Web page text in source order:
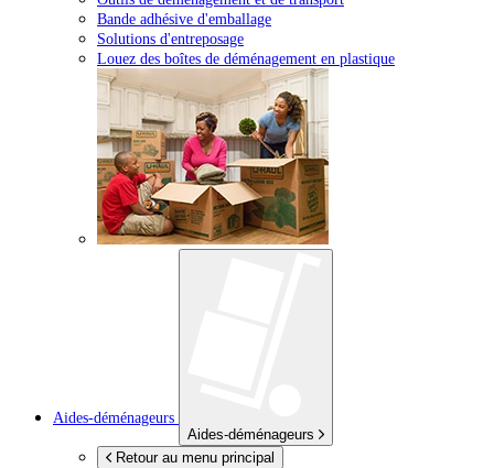
Bande adhésive d'emballage
Solutions d'entreposage
Louez des boîtes de déménagement en plastique
Aides-déménageurs
Aides-déménageurs
Retour au menu principal